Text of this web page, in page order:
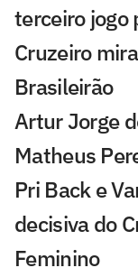
terceiro jogo
Cruzeiro
Brasileirão
Artur Jorge
Matheus
Pri Back e
decisiva do
Feminino